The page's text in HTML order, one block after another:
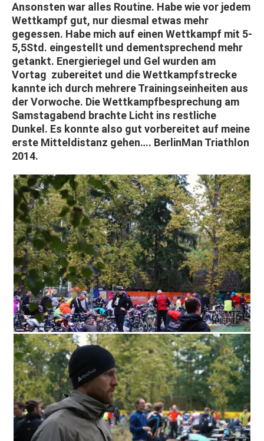
Ansonsten war alles Routine. Habe wie vor jedem
Wettkampf gut, nur diesmal etwas mehr
gegessen. Habe mich auf einen Wettkampf mit 5-
5,5Std. eingestellt und dementsprechend mehr
getankt. Energieriegel und Gel wurden am
Vortag zubereitet und die Wettkampfstrecke
kannte ich durch mehrere Trainingseinheiten aus
der Vorwoche. Die Wettkampfbesprechung am
Samstagabend brachte Licht ins restliche
Dunkel. Es konnte also gut vorbereitet auf meine
erste Mitteldistanz gehen…. BerlinMan Triathlon
2014.